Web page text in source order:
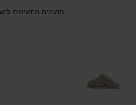
הדגמים מתאימים